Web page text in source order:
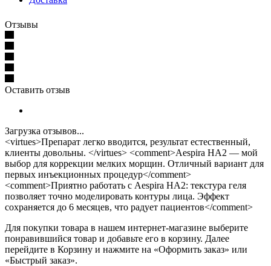
Отзывы
Оставить отзыв
Загрузка отзывов...
<virtues>Препарат легко вводится, результат естественный,
клиенты довольны. </virtues> <comment>Aespira HA2 — мой
выбор для коррекции мелких морщин. Отличный вариант для
первых инъекционных процедур</comment>
<comment>Приятно работать с Aespira HA2: текстура геля
позволяет точно моделировать контуры лица. Эффект
сохраняется до 6 месяцев, что радует пациентов</comment>
Для покупки товара в нашем интернет-магазине выберите
понравившийся товар и добавьте его в корзину. Далее
перейдите в Корзину и нажмите на «Оформить заказ» или
«Быстрый заказ».